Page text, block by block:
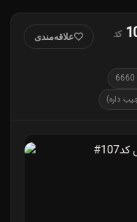
کد
علاقه‌مندی